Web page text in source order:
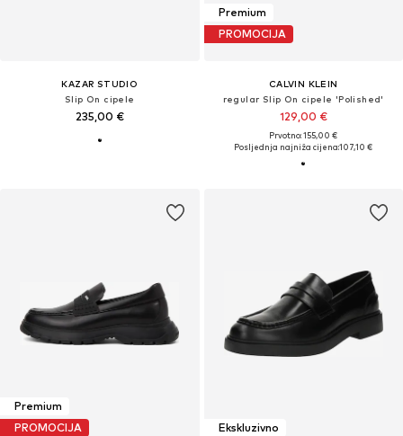
KAZAR STUDIO
Slip On cipele
235,00 €
Premium
PROMOCIJA
CALVIN KLEIN
regular Slip On cipele 'Polished'
129,00 €
Prvotno: 155,00 €
Posljednja najniža cijena:107,10 €
Premium
PROMOCIJA
Ekskluzivno